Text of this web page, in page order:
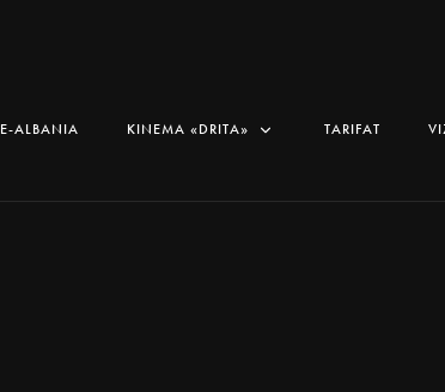
E-ALBANIA KINEMA «DRITA» TARIFAT